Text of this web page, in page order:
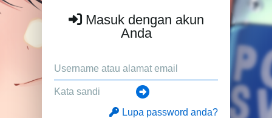
Masuk dengan akun
Anda
Lupa password anda?